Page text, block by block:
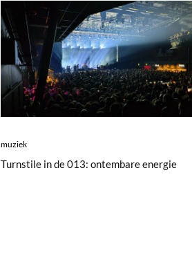
muziek
Turnstile in de 013: ontembare energie